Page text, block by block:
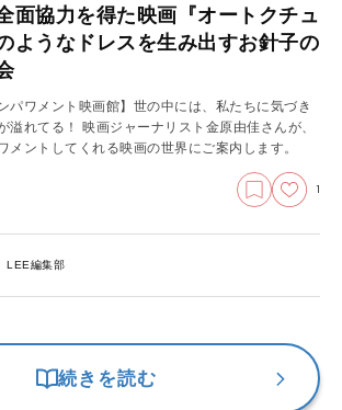
面協力を得た映画『オートクチュ
ようなドレスを生み出すお針子の
パワメント映画館】世の中には、私たちに気づき
溢れてる！ 映画ジャーナリスト金原由佳さんが、
メントしてくれる映画の世界にご案内します。
1
LEE編集部
続きを読む